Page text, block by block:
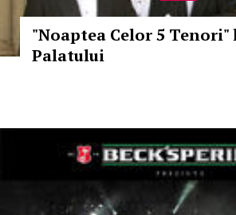
"Noaptea Celor 5 Tenori"
Palatului